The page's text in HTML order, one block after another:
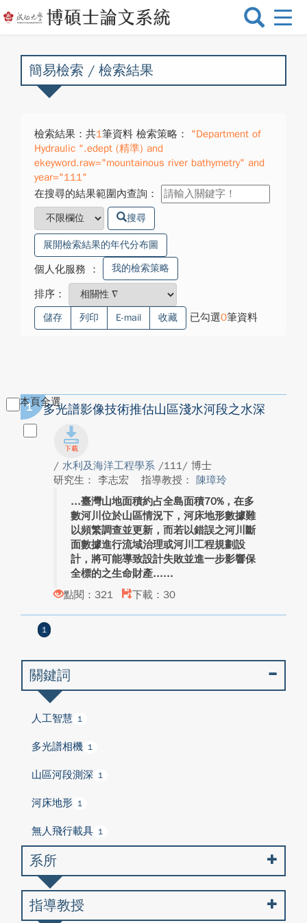
選
換
簡易檢索 / 檢索結果
檢索結果：共1筆資料 檢索策略：
"Department of
Hydraulic ".edept (精準) and
ekeyword.raw="mountainous river bathymetry" and
year="111"
在搜尋的結果範圍內查詢：
搜尋
展開檢索結果的年代分布圖
個人化服務 ： 我的檢索策略
排序：
儲存 列印 E-mail 收藏 已勾選0筆資料
本頁全選
1 多光譜影像技術推估山區淺水河段之水深
/ 水利及海洋工程學系 /111/ 博士
研究生： 李志宏
指導教授： 陳璋玲
臺灣山地面積約占全島面積70%，在多
數河川位於山區情況下，河床地形數據難
以頻繁調查並更新，而若以錯誤之河川斷
面數據進行流域治理或河川工程規劃設
計，將可能導致設計失敗並進一步影響保
全標的之生命財產...
點閱：321
下載：30
1
關鍵詞
人工智慧 1
多光譜相機 1
山區河段測深 1
河床地形 1
無人飛行載具 1
系所
指導教授